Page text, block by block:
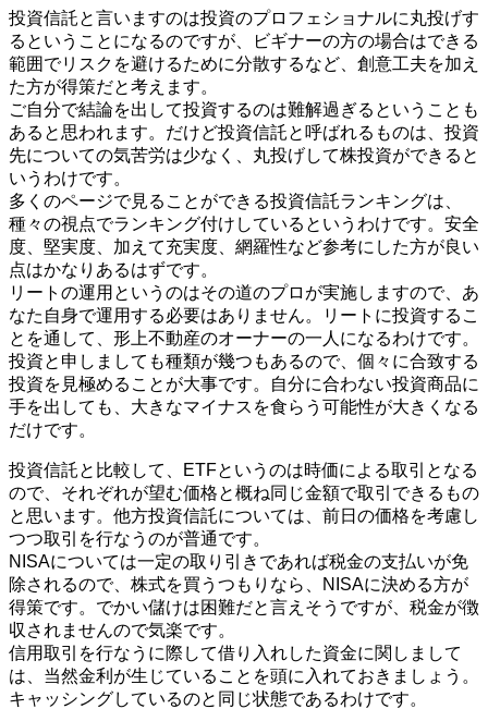
投資信託と言いますのは投資のプロフェショナルに丸投げす
るということになるのですが、ビギナーの方の場合はできる
範囲でリスクを避けるために分散するなど、創意工夫を加え
た方が得策だと考えます。
ご自分で結論を出して投資するのは難解過ぎるということも
あると思われます。だけど投資信託と呼ばれるものは、投資
先についての気苦労は少なく、丸投げして株投資ができると
いうわけです。
多くのページで見ることができる投資信託ランキングは、
種々の視点でランキング付けしているというわけです。安全
度、堅実度、加えて充実度、網羅性など参考にした方が良い
点はかなりあるはずです。
リートの運用というのはその道のプロが実施しますので、あ
なた自身で運用する必要はありません。リートに投資するこ
とを通して、形上不動産のオーナーの一人になるわけです。
投資と申しましても種類が幾つもあるので、個々に合致する
投資を見極めることが大事です。自分に合わない投資商品に
手を出しても、大きなマイナスを食らう可能性が大きくなる
だけです。
投資信託と比較して、ETFというのは時価による取引となる
ので、それぞれが望む価格と概ね同じ金額で取引できるもの
と思います。他方投資信託については、前日の価格を考慮し
つつ取引を行なうのが普通です。
NISAについては一定の取り引きであれば税金の支払いが免
除されるので、株式を買うつもりなら、NISAに決める方が
得策です。でかい儲けは困難だと言えそうですが、税金が徴
収されませんので気楽です。
信用取引を行なうに際して借り入れした資金に関しまして
は、当然金利が生じていることを頭に入れておきましょう。
キャッシングしているのと同じ状態であるわけです。